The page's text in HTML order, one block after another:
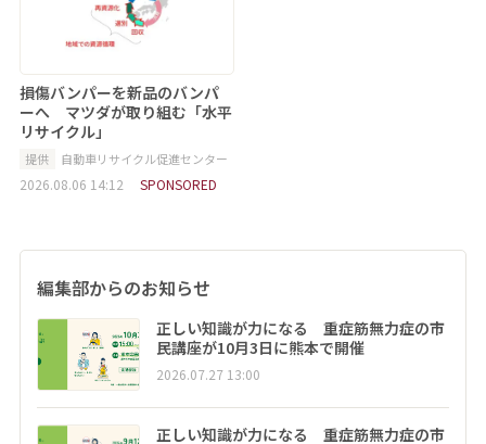
損傷バンパーを新品のバンパ
ーへ マツダが取り組む「水平
リサイクル」
提供 自動車リサイクル促進センター
2026.08.06 14:12 SPONSORED
編集部からのお知らせ
正しい知識が力になる 重症筋無力症の市
民講座が10月3日に熊本で開催
2026.07.27 13:00
正しい知識が力になる 重症筋無力症の市